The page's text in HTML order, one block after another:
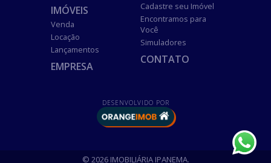
IMÓVEIS
Venda
Locação
Lançamentos
EMPRESA
Cadastre seu Imóvel
Encontramos para
Você
Simuladores
CONTATO
DESENVOLVIDO POR
© 2026 IMOBILIÁRIA IPANEMA.